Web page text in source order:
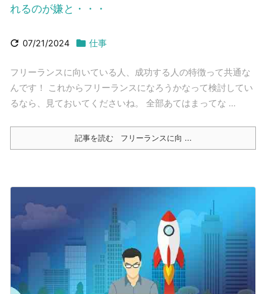
れるのが嫌と・・・
 07/21/2024  仕事
フリーランスに向いている人、成功する人の特徴って共通な
んです！ これからフリーランスになろうかなって検討してい
るなら、見ておいてくださいね。 全部あてはまってな ...
記事を読む フリーランスに向 ...